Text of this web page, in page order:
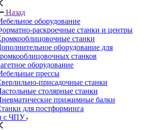
Назад
оборудование
раскроечные станки и центры
станки
оборудование для
станков
оборудование
прессы
присадочные станки
столярные станки
прижимные балки
для постформинга
с ЧПУ